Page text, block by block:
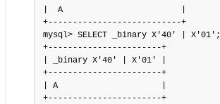
|  A                        |
+---------------------------+
mysql> SELECT _binary X'40' | X'01';
+-----------------------+
| _binary X'40' | X'01' |
+-----------------------+
| A                     |
+-----------------------+